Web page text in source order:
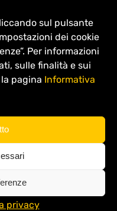
sul pulsante
dei cookie
Per informazioni
sulle finalità e sui
pagina Informativa
privacy
Legali di Varsavia.
commerciale alla
cariche dirigenziali